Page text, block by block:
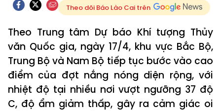
Theo dõi Báo Lào Cai trên
Theo Trung tâm Dự báo Khí tượng Thủy
văn Quốc gia, ngày 17/4, khu vực Bắc Bộ,
Trung Bộ và Nam Bộ tiếp tục bước vào cao
điểm của đợt nắng nóng diện rộng, với
nhiệt độ tại nhiều nơi vượt ngưỡng 37 độ
C, độ ẩm giảm thấp, gây ra cảm giác oi